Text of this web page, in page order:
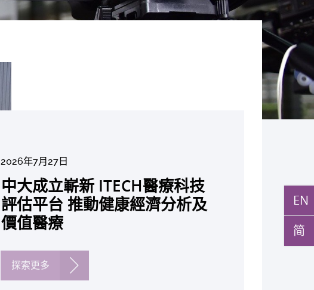
EN
简
中大「環球醫學」連續13年全
港收生之冠 囊括12名文憑試滿
分考生 佔學醫狀元六成 中大醫
科續為尖子首選 文憑試考生佔
2026年7月27日
中大成立嶄新 ITECH醫療科技
評估平台 推動健康經濟分析及
價值醫療
探索更多
中大研發「AI-OCT」系統助測
糖尿黃斑水腫 假陽性轉介個案
銳減六成 縮短患者輪候診症時
間
探索更多
中大黃秀娟教授獲頒中國工程界
最高榮譽「光華工程科技獎」
成為今屆醫藥衞生領域唯一香港
學者
探索更多
中大新設「香港中文大學鳳凰獎
學金」嘉許公開試狀元 鼓勵學
醫狀元走出課堂放眼世界 裝備
21世紀妙手仁醫
探索更多
中大全新一站式PGT-Plus方案
精準辨識傳統檢測中複雜基因異
常「盲點」 降低人工受孕流產
及異常妊娠風險
探索更多
2026年6月22日
中大發現青光眼治療新靶點 小
鼠實驗證實可恢復七成視力 有
助開創嶄新神經保護療法
探索更多
2026年6月17日
中大成功拆解肝癌免疫治療耐藥
性機制 揭一種免疫細胞具「除
廢餵食」新功能助癌細胞耐藥性
探索更多
中大與多名全球專家共同牽頭跨
國肺癌研究 逾半晚期ALK陽性
肺癌病人七年無惡化 因特定基
因異常而引起的肺癌有望變成
2026年6月5日
中大教授陳重娥獲頒「清野裕傑
出領袖獎」 成為本港首名學者
榮膺亞洲糖尿病教研最高榮譽
探索更多
2026年6月2日
中大匯聚逾200位區域專家 探討
私人醫療保險如何推動全民健康
覆蓋
探索更多
2026年5月19日
中大張源津醫生成首位亞洲研究
員 榮獲國際泌尿科權威獎項
John K. Lattimer 講座獎
探索更多
2026年5月14日
中大取得「從實驗室到臨床應
用」研究突破 初步證實GLP-1
藥物可改善嚴重中風康復情況
探索更多